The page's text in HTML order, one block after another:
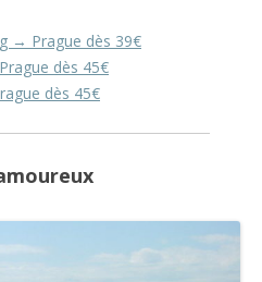
→ Prague dès 39€
dès 45€
dès 45€